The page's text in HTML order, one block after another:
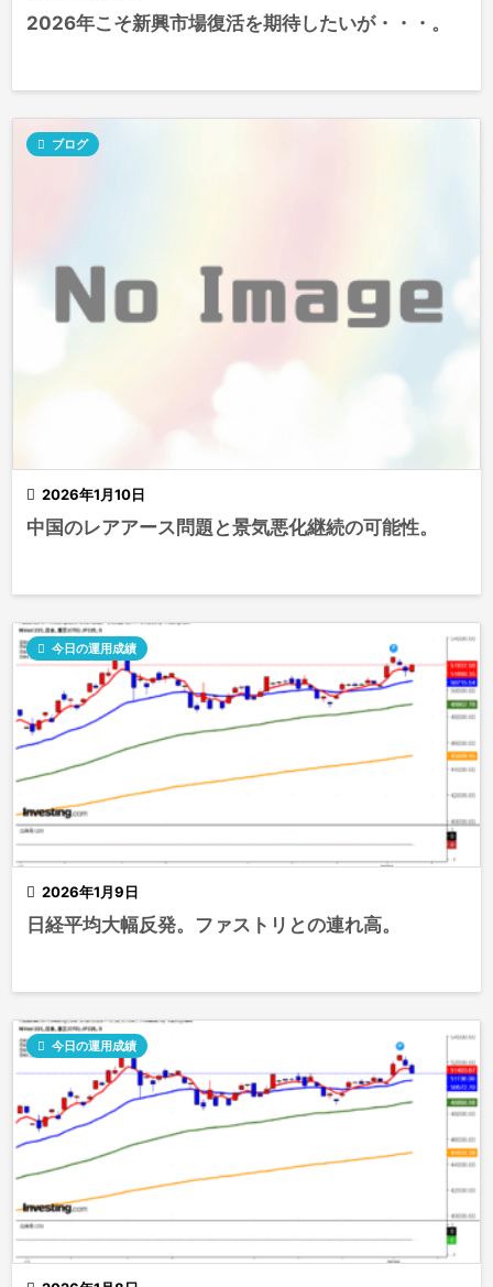
2026年こそ新興市場復活を期待したいが・・・。
 2026年1月10日
 ブログ
中国のレアアース問題と景気悪化継続の可能性。
 2026年1月9日
 今日の運用成績
日経平均大幅反発。ファストリとの連れ高。
 今日の運用成績